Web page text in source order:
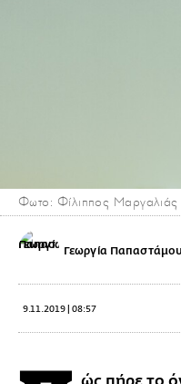
Φωτο: Φίλιππος Μαργαλιάς
Γεωργία Παπαστάμου
9.11.2019 | 08:57